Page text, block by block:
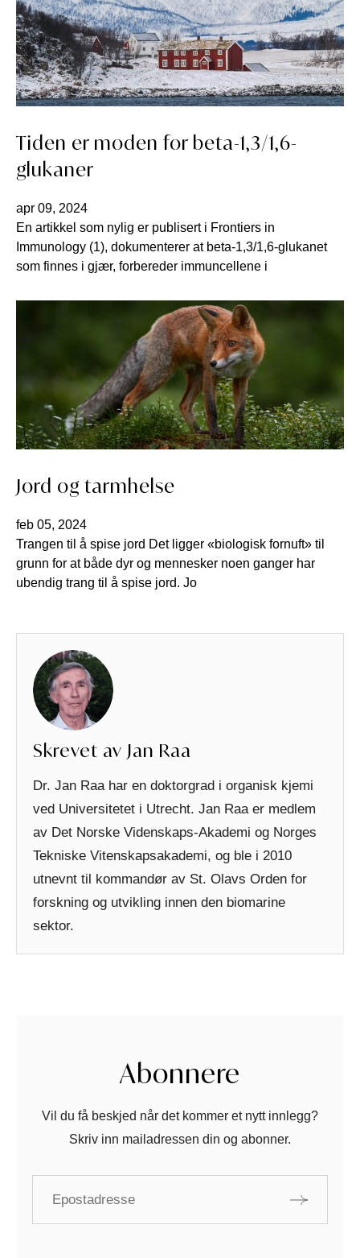
Tiden er moden for beta-1,3/1,6-
glukaner
apr 09, 2024
En artikkel som nylig er publisert i Frontiers in
Immunology (1), dokumenterer at beta-1,3/1,6-glukanet
som finnes i gjær, forbereder immuncellene i
Jord og tarmhelse
feb 05, 2024
Trangen til å spise jord Det ligger «biologisk fornuft» til
grunn for at både dyr og mennesker noen ganger har
ubendig trang til å spise jord. Jo
Skrevet av Jan Raa
Dr. Jan Raa har en doktorgrad i organisk kjemi
ved Universitetet i Utrecht. Jan Raa er medlem
av Det Norske Videnskaps-Akademi og Norges
Tekniske Vitenskapsakademi, og ble i 2010
utnevnt til kommandør av St. Olavs Orden for
forskning og utvikling innen den biomarine
sektor.
Abonnere
Vil du få beskjed når det kommer et nytt innlegg?
Skriv inn mailadressen din og abonner.